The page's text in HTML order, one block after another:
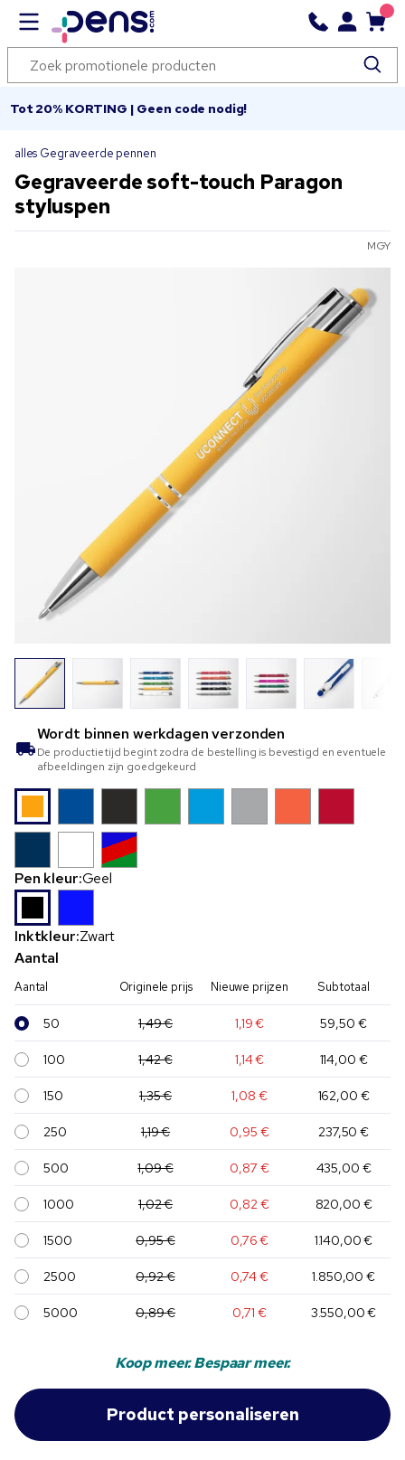
Tot 20% KORTING | Geen code nodig!
alles Gegraveerde pennen
Gegraveerde soft-touch Paragon
styluspen
MGY
Wordt binnen werkdagen verzonden
De productietijd begint zodra de bestelling is bevestigd en eventuele
afbeeldingen zijn goedgekeurd
Pen kleur:Geel
Inktkleur:Zwart
Aantal
Aantal Originele prijs Nieuwe prijzen Subtotaal
50 1,49 € 1,19 € 59,50 €
100 1,42 € 1,14 € 114,00 €
150 1,35 € 1,08 € 162,00 €
250 1,19 € 0,95 € 237,50 €
500 1,09 € 0,87 € 435,00 €
1000 1,02 € 0,82 € 820,00 €
1500 0,95 € 0,76 € 1.140,00 €
2500 0,92 € 0,74 € 1.850,00 €
5000 0,89 € 0,71 € 3.550,00 €
Koop meer. Bespaar meer.